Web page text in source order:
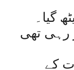
گیا۔
رہی تھی
کے